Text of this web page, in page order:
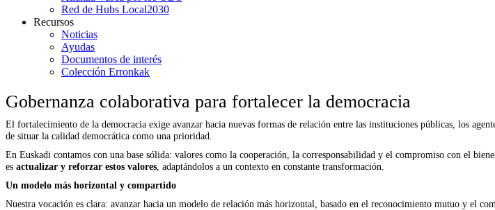
Red de Hubs Local2030
Recursos
Noticias
Ayudas
Documentos de interés
Colección Erronkak
Gobernanza colaborativa para fortalecer la democracia
El fortalecimiento de la democracia exige avanzar hacia nuevas formas de relación entre las instituciones públicas, los
de situar la calidad democrática como una prioridad.
En Euskadi contamos con una base sólida: valores como la cooperación, la corresponsabilidad y el compromiso con el
es actualizar y reforzar estos valores , adaptándolos a un contexto en constante transformación.
Un modelo más horizontal y compartido
Nuestra vocación es clara: avanzar hacia un modelo de relación más horizontal, basado en el reconocimiento mutuo y el